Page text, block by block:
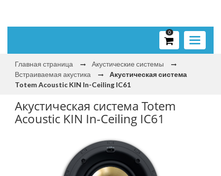
Toggle
0
Главная страница
Акустические системы
Встраиваемая акустика
Акустическая система
Totem Acoustic KIN In-Ceiling IC61
Акустическая система Totem
Acoustic KIN In-Ceiling IC61